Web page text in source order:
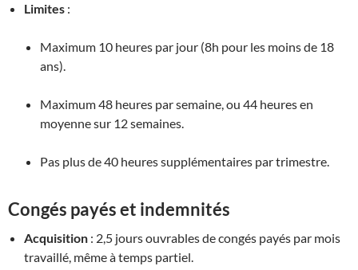
Limites :
Maximum 10 heures par jour (8h pour les moins de 18
ans).
Maximum 48 heures par semaine, ou 44 heures en
moyenne sur 12 semaines.
Pas plus de 40 heures supplémentaires par trimestre.
Congés payés et indemnités
Acquisition : 2,5 jours ouvrables de congés payés par mois
travaillé, même à temps partiel.